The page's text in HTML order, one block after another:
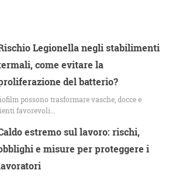
Legionella negli stabilimenti
come evitare la
del batterio?
possono trasformare vasche, docce e
favorevoli…
estremo sul lavoro: rischi,
e misure per proteggere i